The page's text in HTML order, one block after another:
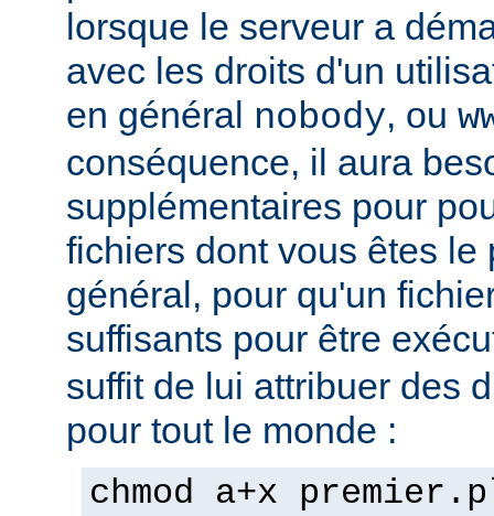
lorsque le serveur a
avec les droits d'un
en général nobody, ou
conséquence, il aura
supplémentaires pour
fichiers dont vous êtes le
général, pour qu'un
suffisants pour être
suffit de lui attribuer des
pour tout le monde :
chmod a+x